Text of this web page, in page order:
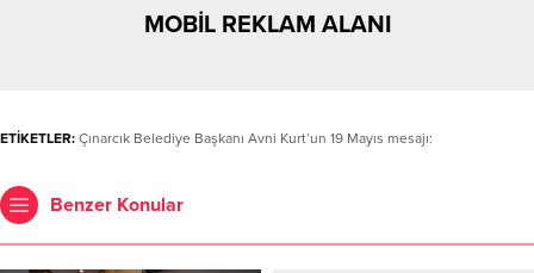
MOBİL REKLAM ALANI
ETİKETLER: Çınarcık Belediye Başkanı Avni Kurt’un 19 Mayıs mesajı:
Benzer Konular